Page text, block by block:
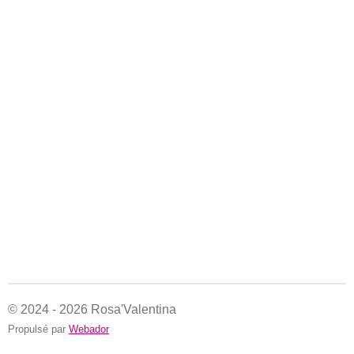
© 2024 - 2026 Rosa'Valentina
Propulsé par Webador